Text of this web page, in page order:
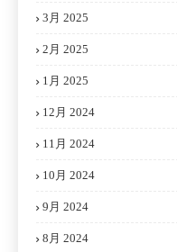
3月 2025
2月 2025
1月 2025
12月 2024
11月 2024
10月 2024
9月 2024
8月 2024